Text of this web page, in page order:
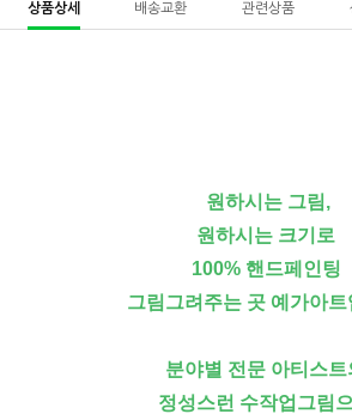
상품상세 배송교환 관련상품
원하시는 그림,
원하시는 크기로
100% 핸드페인팅
그림그려주는 곳 예가아트
분야별 전문 아티스트
정성스런 수작업그림